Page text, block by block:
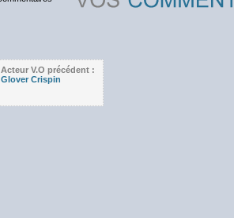
Acteur V.O précédent :
Glover Crispin